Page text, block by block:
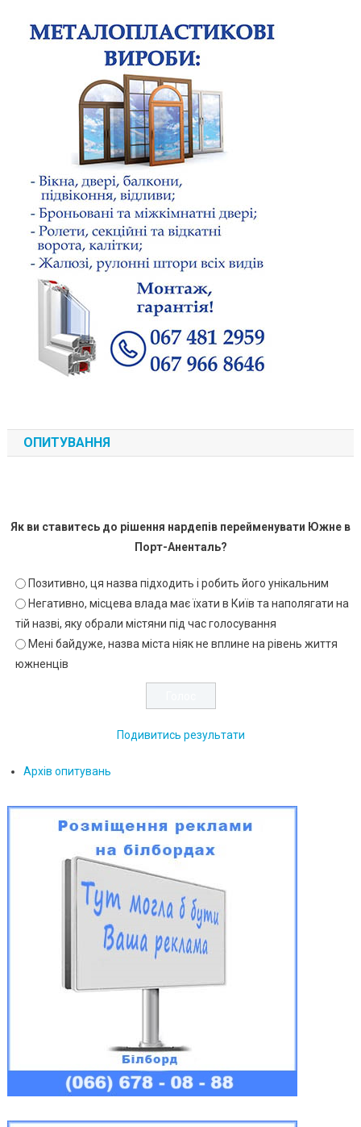
ОПИТУВАННЯ
Як ви ставитесь до рішення нардепів перейменувати Южне в
Порт-Аненталь?
Позитивно, ця назва підходить і робить його унікальним
Негативно, місцева влада має їхати в Київ та наполягати на
тій назві, яку обрали містяни під час голосування
Мені байдуже, назва міста ніяк не вплине на рівень життя
южненців
Подивитись результати
Архів опитувань